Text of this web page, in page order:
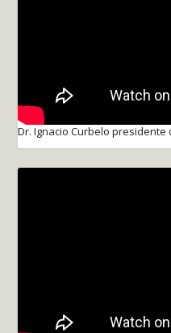
Dr. Ignacio Curbelo presidente